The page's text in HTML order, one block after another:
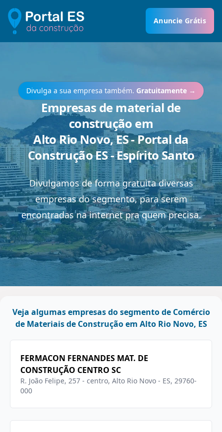
Anuncie Grátis
Divulga a sua empresa também. Gratuitamente →
Empresas de material de
construção em
Alto Rio Novo, ES - Portal da
Construção ES - Espírito Santo
Divulgamos de forma gratuita diversas
empresas do segmento, para serem
encontradas na internet pra quem precisa.
Veja algumas empresas do segmento de Comércio
de Materiais de Construção em Alto Rio Novo, ES
FERMACON FERNANDES MAT. DE
CONSTRUÇÃO CENTRO SC
R. João Felipe, 257 - centro, Alto Rio Novo - ES, 29760-
000